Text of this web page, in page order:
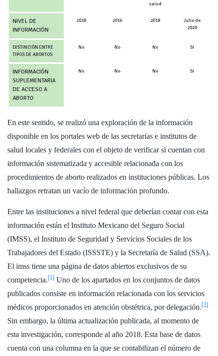
salud
NIVEL DE
INFORMACIÓN
2018 2016 2018
Julio de
2020
DISTINCIÓN ENTRE
TIPOS DE ABORTOS
No No No Sí
INFORMACIÓN
SUPLEMENTARIA
DE ACCESO A
ABORTO
No No No Sí
En este sentido, se realizó una exploración de la información
disponible en los portales web de las secretarías e institutos de
salud locales y federales con el objeto de verificar si cuentan con
información sistematizada y accesible relacionada con los
procedimientos de aborto realizados en instituciones públicas. Los
hallazgos retratan un vacío de información profundo.
Entre las instituciones a nivel federal que deberían contar con esta
información están el Instituto Mexicano del Seguro Social
(IMSS), el Instituto de Seguridad y Servicios Sociales de los
Trabajadores del Estado (ISSSTE) y la Secretaría de Salud (SSA).
El imss tiene una página de datos abiertos exclusivos de su
competencia.[1] Uno de los apartados en los conjuntos de datos
publicados consiste en información relacionada con los servicios
médicos proporcionados en atención obstétrica, por delegación.[2]
Sin embargo, la última actualización publicada, al momento de
esta investigación, corresponde al año 2018. Esta base de datos
cuenta con una columna en la que se contabilizan el número de